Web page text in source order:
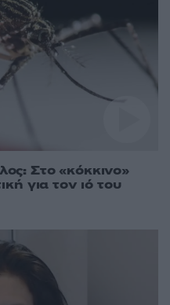
Στο «κόκκινο»
για τον ιό του